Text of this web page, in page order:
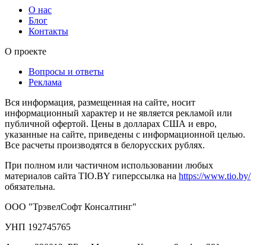
О нас
Блог
Контакты
О проекте
Вопросы и ответы
Реклама
Вся информация, размещенная на сайте, носит
информационный характер и не является рекламой или
публичной офертой. Цены в долларах США и евро,
указанные на сайте, приведены с информационной целью.
Все расчеты производятся в белорусских рублях.
При полном или частичном использовании любых
материалов сайта TIO.BY гиперссылка на https://www.tio.by/
обязательна.
ООО "ТрэвелСофт Консалтинг"
УНП 192745765